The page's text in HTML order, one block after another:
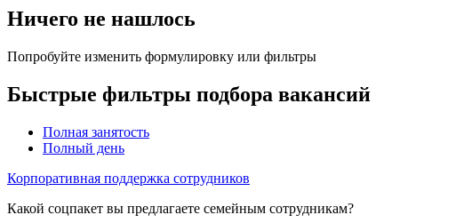
Ничего не нашлось
Попробуйте изменить формулировку или фильтры
Быстрые фильтры подбора вакансий
Полная занятость
Полный день
Корпоративная поддержка сотрудников
Какой соцпакет вы предлагаете семейным сотрудникам?